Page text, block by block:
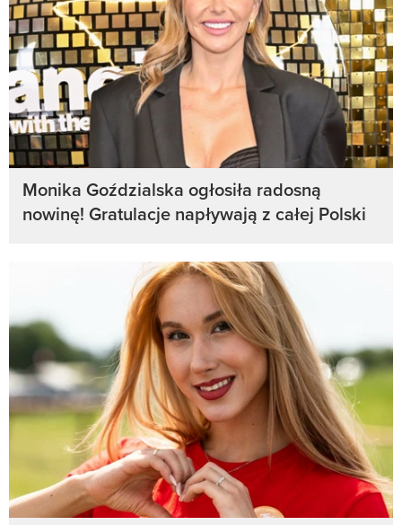
Monika Goździalska ogłosiła radosną
nowinę! Gratulacje napływają z całej Polski